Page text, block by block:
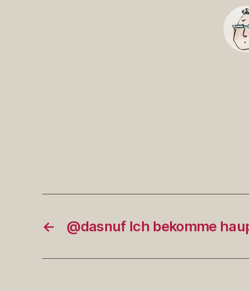
← @dasnuf Ich bekomme